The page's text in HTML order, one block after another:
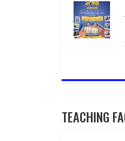
TEACHING